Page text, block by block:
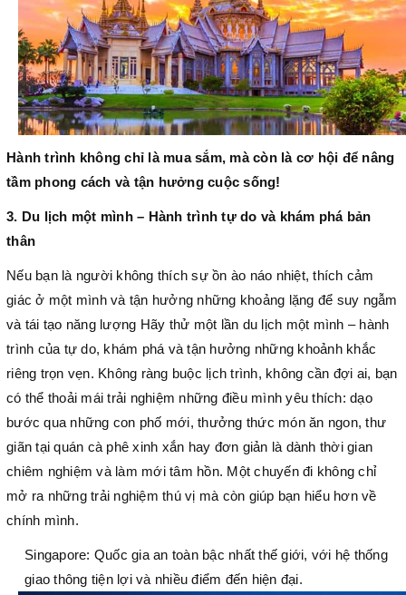
Hành trình không chỉ là mua sắm, mà còn là cơ hội để nâng
tầm phong cách và tận hưởng cuộc sống!
3. Du lịch một mình – Hành trình tự do và khám phá bản
thân
Nếu bạn là người không thích sự ồn ào náo nhiệt, thích cảm
giác ở một mình và tận hưởng những khoảng lặng để suy ngẫm
và tái tạo năng lượng Hãy thử một lần du lịch một mình – hành
trình của tự do, khám phá và tận hưởng những khoảnh khắc
riêng trọn vẹn. Không ràng buộc lịch trình, không cần đợi ai, bạn
có thể thoải mái trải nghiệm những điều mình yêu thích: dạo
bước qua những con phố mới, thưởng thức món ăn ngon, thư
giãn tại quán cà phê xinh xắn hay đơn giản là dành thời gian
chiêm nghiệm và làm mới tâm hồn. Một chuyến đi không chỉ
mở ra những trải nghiệm thú vị mà còn giúp bạn hiểu hơn về
chính mình.
Singapore: Quốc gia an toàn bậc nhất thế giới, với hệ thống
giao thông tiện lợi và nhiều điểm đến hiện đại.